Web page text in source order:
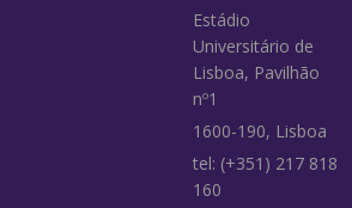
Estádio
Universitário de
Lisboa, Pavilhão
nº1
1600-190, Lisboa
tel: (+351) 217 818
160